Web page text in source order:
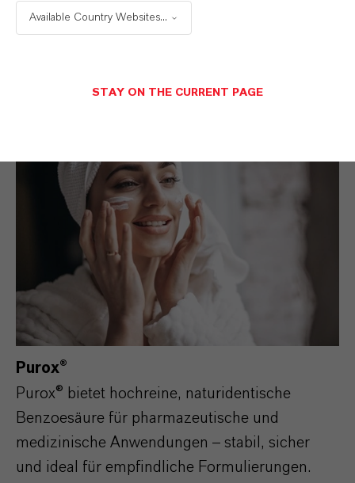
sichere Reinigung sensibler
Purox®
Purox® bietet hochreine, naturidentische
Benzoesäure für pharmazeutische und
medizinische Anwendungen – stabil, sicher
und ideal für empfindliche Formulierungen.
Available Country Websites...
STAY ON THE CURRENT PAGE